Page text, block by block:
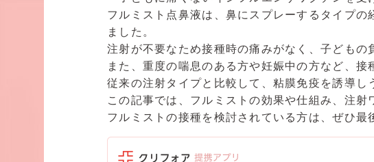
フルミスト点鼻液は、鼻にスプレーするタイプ
ました。
注射が不要なため接種時の痛みがなく、子ども
また、重度の喘息のある方や妊娠中の方など、
従来の注射タイプと比較して、粘膜免疫を誘導し
この記事では、フルミストの効果や仕組み、注
フルミストの接種を検討されている方は、ぜひ最